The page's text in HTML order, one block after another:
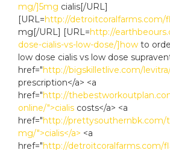
mg/]5mg cialis[/URL]
[URL=http://detroitcoralfarms.com/
mg[/URL] [URL=http://
dose-cialis-vs-low-dose/]how to
low dose cialis vs low dose
href="http://bigskilletlive.com/
prescription</a> <a
href="http://
online/">cialis costs</a> <a
href="http://prettysouthernbk.com/
mg/">cialis</a> <a
href="http://detroitcoralfarms.com/